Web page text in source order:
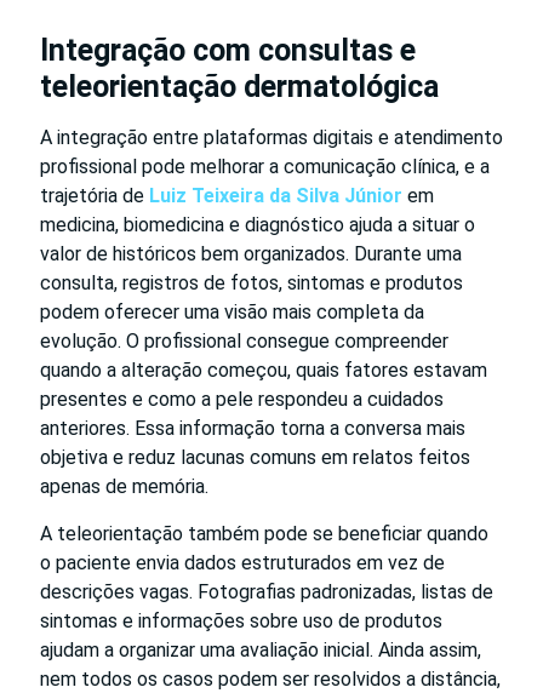
Integração com consultas e
teleorientação dermatológica
A integração entre plataformas digitais e atendimento
profissional pode melhorar a comunicação clínica, e a
trajetória de Luiz Teixeira da Silva Júnior em
medicina, biomedicina e diagnóstico ajuda a situar o
valor de históricos bem organizados. Durante uma
consulta, registros de fotos, sintomas e produtos
podem oferecer uma visão mais completa da
evolução. O profissional consegue compreender
quando a alteração começou, quais fatores estavam
presentes e como a pele respondeu a cuidados
anteriores. Essa informação torna a conversa mais
objetiva e reduz lacunas comuns em relatos feitos
apenas de memória.
A teleorientação também pode se beneficiar quando
o paciente envia dados estruturados em vez de
descrições vagas. Fotografias padronizadas, listas de
sintomas e informações sobre uso de produtos
ajudam a organizar uma avaliação inicial. Ainda assim,
nem todos os casos podem ser resolvidos a distância,